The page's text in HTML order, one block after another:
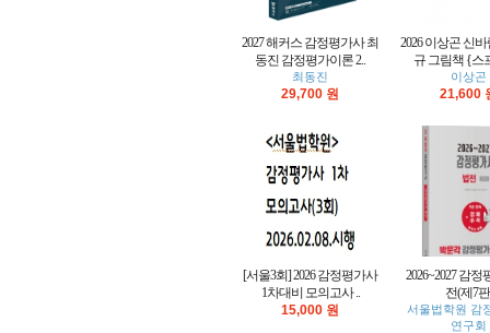
2027 해커스 감정평가사 최
동진 감정평가이론 2..
최동진
29,700 원
2026 이상곤 신
규 그림책 {스
이상곤
21,600
[서울3회] 2026 감정평가사
1차대비 모의고사 ..
15,000 원
2026~2027 감정
전(제7
서울법학원 감
연구회